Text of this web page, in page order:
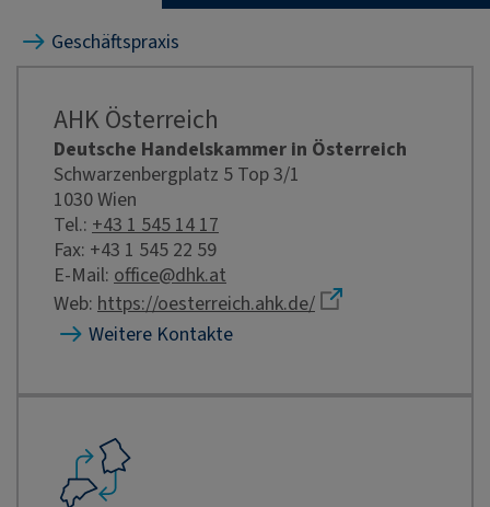
Geschäftspraxis
AHK Österreich
Deutsche Handelskammer in Österreich
Schwarzenbergplatz 5 Top 3/1
1030 Wien
Tel.: +43 1 545 14 17
Fax: +43 1 545 22 59
E-Mail: office@dhk.at
Web: https://oesterreich.ahk.de/
Weitere Kontakte